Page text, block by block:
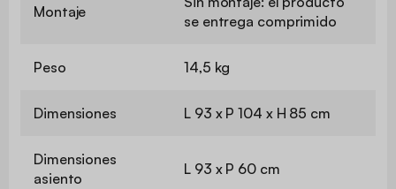
Montaje
se entrega comprimido
Peso 14,5 kg
Dimensiones L 93 x P 104 x H 85 cm
Dimensiones
asiento
L 93 x P 60 cm